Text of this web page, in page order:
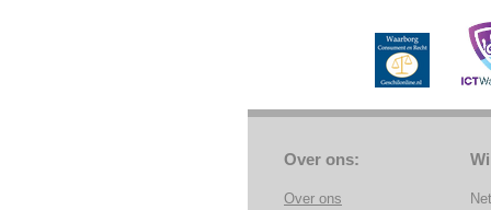
Over ons:
Over ons